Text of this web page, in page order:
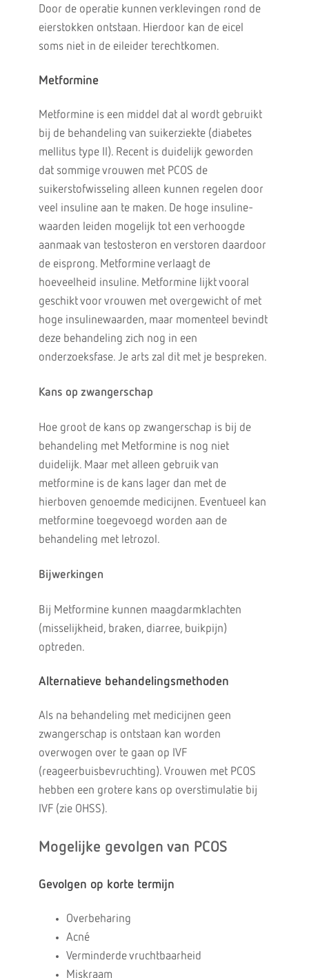
Door de operatie kunnen verklevingen rond de
eierstokken ontstaan. Hierdoor kan de eicel
soms niet in de eileider terechtkomen.
Metformine
Metformine is een middel dat al wordt gebruikt
bij de behandeling van suikerziekte (diabetes
mellitus type II). Recent is duidelijk geworden
dat sommige vrouwen met PCOS de
suikerstofwisseling alleen kunnen regelen door
veel insuline aan te maken. De hoge insuline-
waarden leiden mogelijk tot een verhoogde
aanmaak van testosteron en verstoren daardoor
de eisprong. Metformine verlaagt de
hoeveelheid insuline. Metformine lijkt vooral
geschikt voor vrouwen met overgewicht of met
hoge insulinewaarden, maar momenteel bevindt
deze behandeling zich nog in een
onderzoeksfase. Je arts zal dit met je bespreken.
Kans op zwangerschap
Hoe groot de kans op zwangerschap is bij de
behandeling met Metformine is nog niet
duidelijk. Maar met alleen gebruik van
metformine is de kans lager dan met de
hierboven genoemde medicijnen. Eventueel kan
metformine toegevoegd worden aan de
behandeling met letrozol.
Bijwerkingen
Bij Metformine kunnen maagdarmklachten
(misselijkheid, braken, diarree, buikpijn)
optreden.
Alternatieve behandelingsmethoden
Als na behandeling met medicijnen geen
zwangerschap is ontstaan kan worden
overwogen over te gaan op IVF
(reageerbuisbevruchting). Vrouwen met PCOS
hebben een grotere kans op overstimulatie bij
IVF (zie OHSS).
Mogelijke gevolgen van PCOS
Gevolgen op korte termijn
Overbeharing
Acné
Verminderde vruchtbaarheid
Miskraam